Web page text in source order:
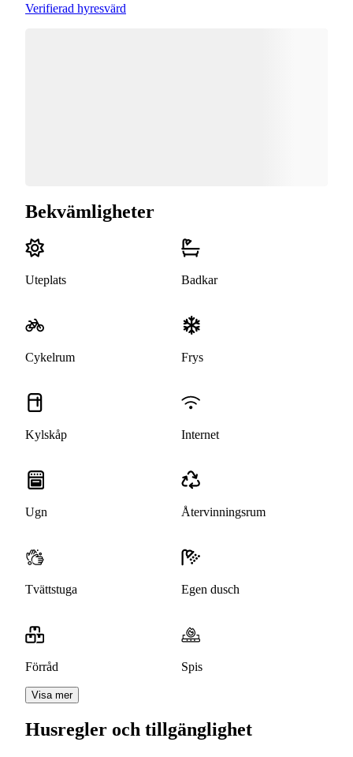
Verifierad hyresvärd
Bekvämligheter
Uteplats Badkar
Cykelrum Frys
Kylskåp Internet
Ugn Återvinningsrum
Tvättstuga Egen dusch
Förråd Spis
Visa mer
Husregler och tillgänglighet